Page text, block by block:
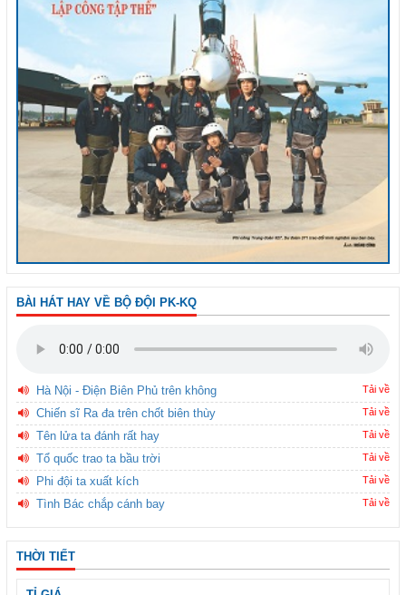
BÀI HÁT HAY VỀ BỘ ĐỘI PK-KQ
Hà Nội - Điện Biên Phủ trên không Tải về
Chiến sĩ Ra đa trên chốt biên thùy Tải về
Tên lửa ta đánh rất hay Tải về
Tổ quốc trao ta bầu trời Tải về
Phi đội ta xuất kích Tải về
Tình Bác chắp cánh bay Tải về
THỜI TIẾT